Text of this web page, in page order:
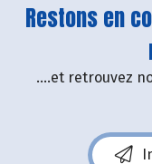
Restons en
....et retrouvez